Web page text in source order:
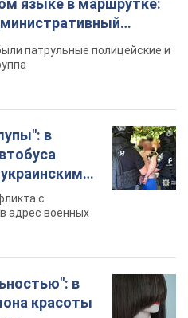
языке в маршрутке:
патрульные полицейские и
в
это.
с
адрес военных
в
красоты